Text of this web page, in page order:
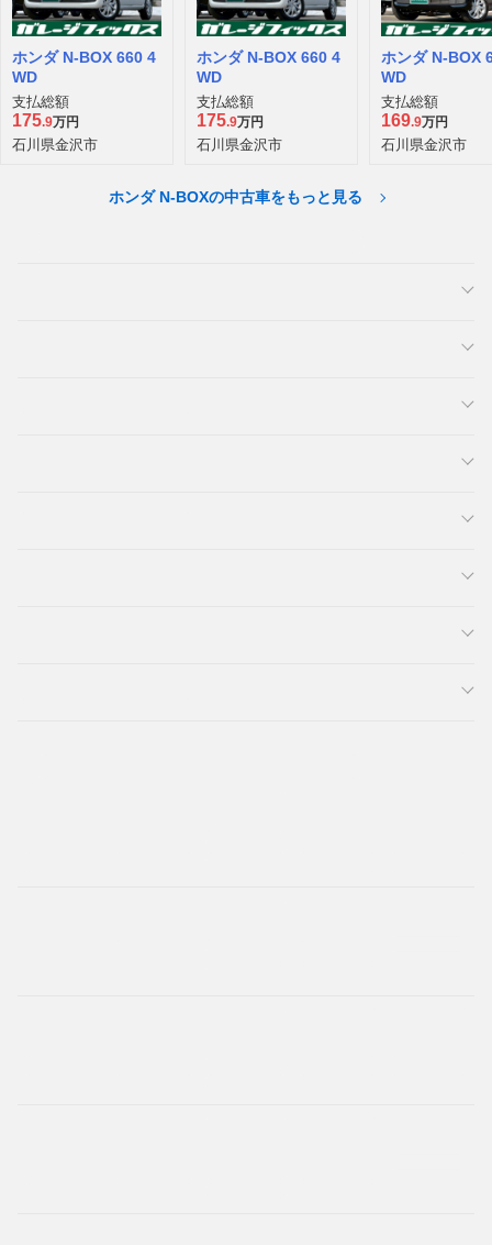
ホンダ N-BOX 660 4
WD
支払総額
175.9万円
石川県金沢市
ホンダ N-BOX 660 4
WD
支払総額
175.9万円
石川県金沢市
ホンダ N-BOX
WD
支払総額
169.9万円
石川県金沢市
ホンダ N-BOXの中古車をもっと見る